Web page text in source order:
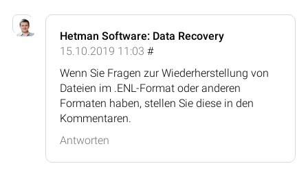
Hetman Software: Data Recovery
15.10.2019 11:03 #
Wenn Sie Fragen zur Wiederherstellung von
Dateien im .ENL-Format oder anderen
Formaten haben, stellen Sie diese in den
Kommentaren.
Antworten